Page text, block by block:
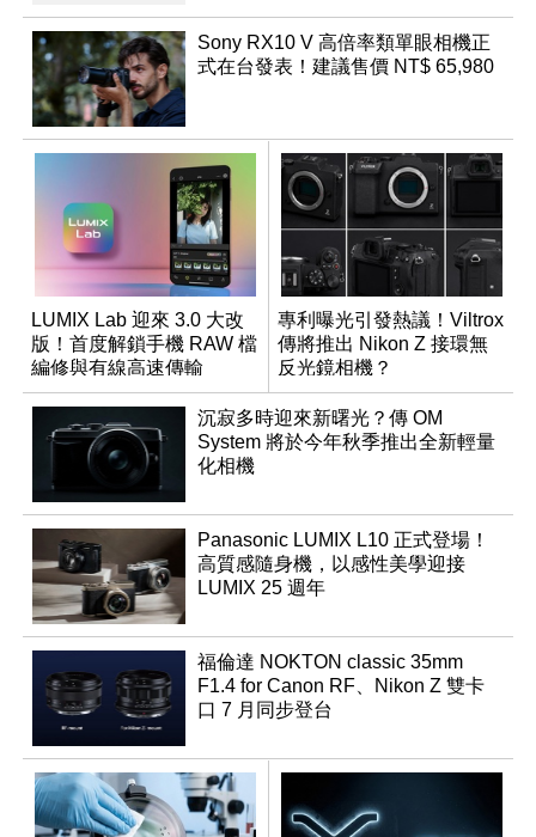
Sony RX10 V 高倍率類單眼相機正
式在台發表！建議售價 NT$ 65,980
LUMIX Lab 迎來 3.0 大改
版！首度解鎖手機 RAW 檔
編修與有線高速傳輸
專利曝光引發熱議！Viltrox
傳將推出 Nikon Z 接環無
反光鏡相機？
沉寂多時迎來新曙光？傳 OM
System 將於今年秋季推出全新輕量
化相機
Panasonic LUMIX L10 正式登場！
高質感隨身機，以感性美學迎接
LUMIX 25 週年
福倫達 NOKTON classic 35mm
F1.4 for Canon RF、Nikon Z 雙卡
口 7 月同步登台